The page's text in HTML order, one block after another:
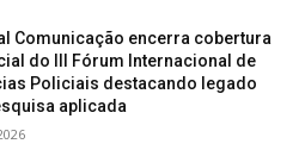
Comunicação encerra cobertura
do III Fórum Internacional de
Policiais destacando legado
aplicada